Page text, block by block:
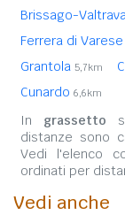
Brissago-
Ferrera di Varese
Grantola 5,7km
Cunardo 6,6km
In grassetto
distanze sono
Vedi l'elenco
ordinati per
Vedi anche